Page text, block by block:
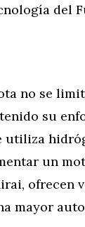
del
no se
su
utiliza
un
ofrecen
mayor